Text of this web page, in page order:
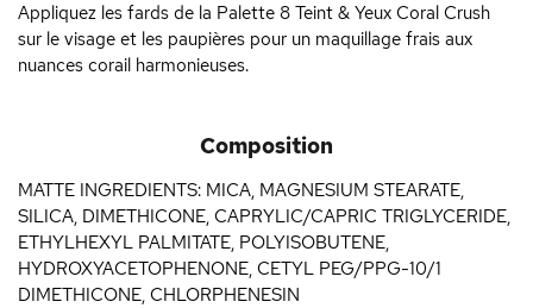
Appliquez les fards de la Palette 8 Teint & Yeux Coral Crush
sur le visage et les paupières pour un maquillage frais aux
nuances corail harmonieuses.
Composition
MATTE INGREDIENTS: MICA, MAGNESIUM STEARATE,
SILICA, DIMETHICONE, CAPRYLIC/CAPRIC TRIGLYCERIDE,
ETHYLHEXYL PALMITATE, POLYISOBUTENE,
HYDROXYACETOPHENONE, CETYL PEG/PPG-10/1
DIMETHICONE, CHLORPHENESIN